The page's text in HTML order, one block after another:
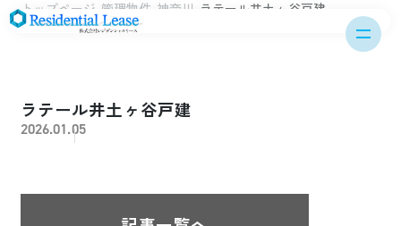
トップページ 管理物件 神奈川 ラテール井土ヶ谷戸建
ラテール井土ヶ谷戸建
2026.01.05